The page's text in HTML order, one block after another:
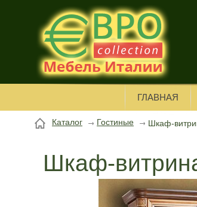
ГЛАВНАЯ
Каталог Гостиные Шкаф-
Шкаф-